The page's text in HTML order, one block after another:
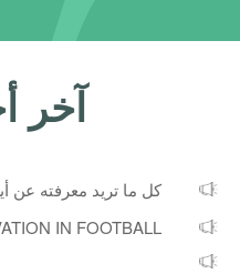
آخر
كل ما تريد معرفته عن أيزو ٥٦٠٠٠ - لإدارة
IN FOOTBALL:..